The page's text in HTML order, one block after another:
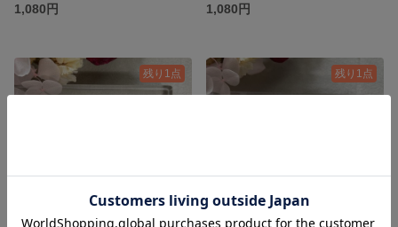
1,080円
1,080円
残り1点 残り1点